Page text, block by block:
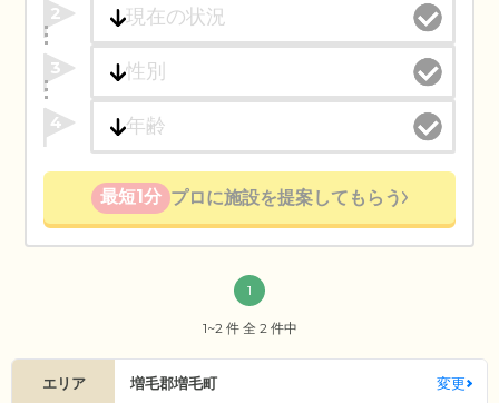
2
3
4
最短1分 プロに施設を提案してもらう
1
1~2 件 全 2 件中
エリア 増毛郡増毛町 変更